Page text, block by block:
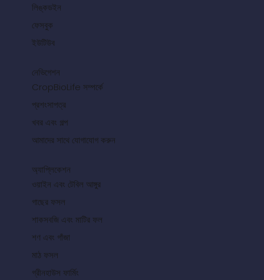
লিঙ্কডইন
ফেসবুক
ইউটিউব
নেভিগেশন
CropBioLife সম্পর্কে
প্রশংসাপত্র
খবর এবং গল্প
আমাদের সাথে যোগাযোগ করুন
অ্যাপ্লিকেশন
ওয়াইন এবং টেবিল আঙ্গুর
গাছের ফসল
শাকসবজি এবং মাটির ফল
শণ এবং গাঁজা
মাঠ ফসল
গ্রীনহাউস ফার্মিং